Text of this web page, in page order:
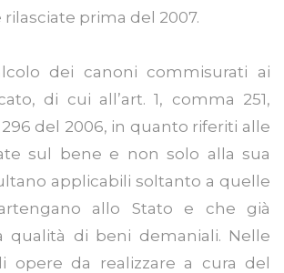
prima del 2007.
dei canoni commisurati ai
di cui all’art. 1, comma 251,
del 2006, in quanto riferiti alle
sul bene e non solo alla sua
applicabili soltanto a quelle
allo Stato e che già
qualità di beni demaniali. Nelle
opere da realizzare a cura del